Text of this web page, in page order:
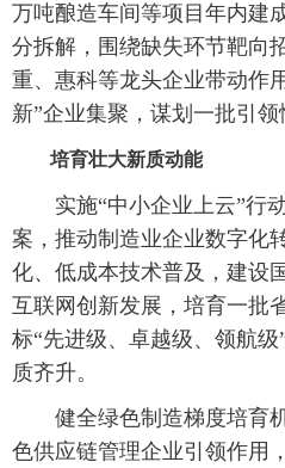
万吨酿造车间等项目年内建
分拆解，围绕缺失环节靶向
重、惠科等龙头企业带动作
新”企业集聚，谋划一批引领
培育壮大新质动能
实施“中小企业上云”行动
案，推动制造业企业数字化
化、低成本技术普及，建设
互联网创新发展，培育一批
标“先进级、卓越级、领航
质齐升。
健全绿色制造梯度培育
色供应链管理企业引领作用